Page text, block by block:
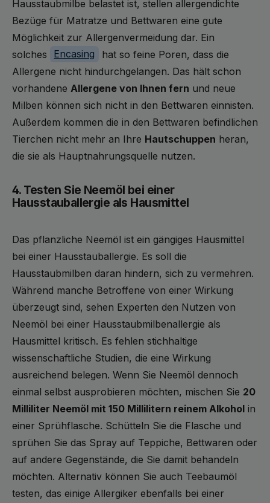
Hausstaubmilbe belastet ist, stellen allergendichte
Bezüge für Matratze und Bettwaren eine gute
Möglichkeit zur Allergenvermeidung dar. Ein
solches
Encasing
hat so feine Poren, dass die
Allergene nicht hindurchgelangen. Das hält schon
vorhandene Allergene von Ihnen fern und neue
Milben können sich nicht in den Bettwaren einnisten.
Außerdem kommen die in den Bettwaren befindlichen
Tierchen nicht mehr an Ihre Hautschuppen heran,
die sie als Hauptnahrungsquelle nutzen.
4. Testen Sie Neemöl bei einer
Hausstauballergie als Hausmittel
Das pflanzliche Neemöl ist ein gängiges Hausmittel
bei einer Hausstauballergie. Es soll die
Hausstaubmilben daran hindern, sich zu vermehren.
Während manche Betroffene von einer Wirkung
überzeugt sind, sehen Experten den Nutzen von
Neemöl bei einer Hausstaubmilbenallergie als
Hausmittel kritisch. Es fehlen stichhaltige
wissenschaftliche Studien, die eine Wirkung
ausreichend belegen. Wenn Sie Neemöl dennoch
einmal selbst ausprobieren möchten, mischen Sie 20
Milliliter Neemöl mit 150 Millilitern reinem Alkohol in
einer Sprühflasche. Schütteln Sie die Flasche und
sprühen Sie das Spray auf Teppiche, Bettwaren oder
auf andere Gegenstände, die Sie damit behandeln
möchten. Alternativ können Sie auch Teebaumöl
testen, das einige Allergiker ebenfalls bei einer